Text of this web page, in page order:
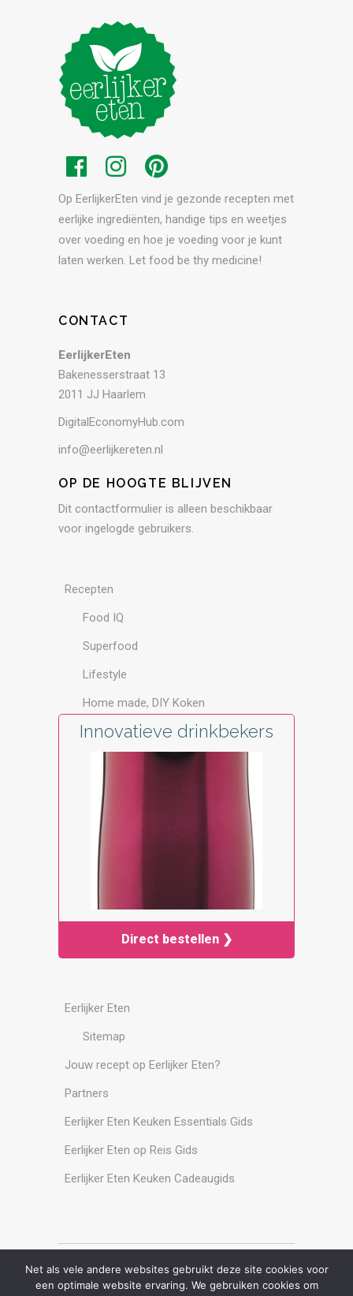
Op EerlijkerEten vind je gezonde recepten met
eerlijke ingrediënten, handige tips en weetjes
over voeding en hoe je voeding voor je kunt
laten werken. Let food be thy medicine!
CONTACT
EerlijkerEten
Bakenesserstraat 13
2011 JJ Haarlem
DigitalEconomyHub.com
info@eerlijkereten.nl
OP DE HOOGTE BLIJVEN
Dit contactformulier is alleen beschikbaar
voor ingelogde gebruikers.
Recepten
Food IQ
Superfood
Lifestyle
Home made, DIY Koken
Innovatieve drinkbekers
Direct bestellen ❯
Eerlijker Eten
Sitemap
Jouw recept op Eerlijker Eten?
Partners
Eerlijker Eten Keuken Essentials Gids
Eerlijker Eten op Reis Gids
Eerlijker Eten Keuken Cadeaugids
Alle rechten voorbehouden
www.eerlijkereten.nl 2024 c/oDigital Economy
Net als vele andere websites gebruikt deze site cookies voor
een optimale website ervaring. We gebruiken cookies om